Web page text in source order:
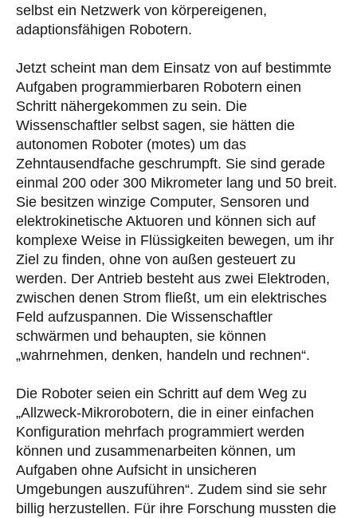
selbst ein Netzwerk von körpereigenen,
adaptionsfähigen Robotern.
Jetzt scheint man dem Einsatz von auf bestimmte
Aufgaben programmierbaren Robotern einen
Schritt nähergekommen zu sein. Die
Wissenschaftler selbst sagen, sie hätten die
autonomen Roboter (motes) um das
Zehntausendfache geschrumpft. Sie sind gerade
einmal 200 oder 300 Mikrometer lang und 50 breit.
Sie besitzen winzige Computer, Sensoren und
elektrokinetische Aktuoren und können sich auf
komplexe Weise in Flüssigkeiten bewegen, um ihr
Ziel zu finden, ohne von außen gesteuert zu
werden. Der Antrieb besteht aus zwei Elektroden,
zwischen denen Strom fließt, um ein elektrisches
Feld aufzuspannen. Die Wissenschaftler
schwärmen und behaupten, sie können
„wahrnehmen, denken, handeln und rechnen“.
Die Roboter seien ein Schritt auf dem Weg zu
„Allzweck-Mikrorobotern, die in einer einfachen
Konfiguration mehrfach programmiert werden
können und zusammenarbeiten können, um
Aufgaben ohne Aufsicht in unsicheren
Umgebungen auszuführen“. Zudem sind sie sehr
billig herzustellen. Für ihre Forschung mussten die